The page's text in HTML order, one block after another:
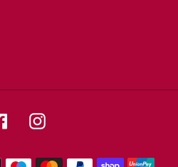
FacebookInstagram
Zahlungsmethoden